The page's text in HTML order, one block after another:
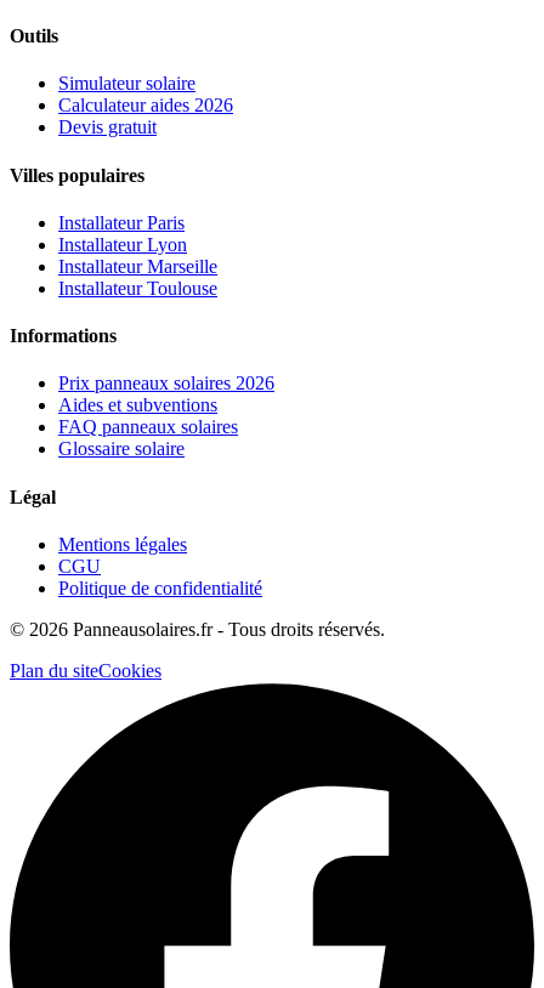
Outils
Simulateur solaire
Calculateur aides 2026
Devis gratuit
Villes populaires
Installateur Paris
Installateur Lyon
Installateur Marseille
Installateur Toulouse
Informations
Prix panneaux solaires 2026
Aides et subventions
FAQ panneaux solaires
Glossaire solaire
Légal
Mentions légales
CGU
Politique de confidentialité
© 2026 Panneausolaires.fr - Tous droits réservés.
Plan du siteCookies